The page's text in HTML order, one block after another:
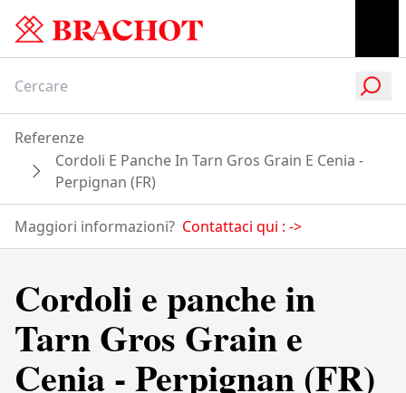
Referenze
Cordoli E Panche In Tarn Gros Grain E Cenia -
Perpignan (FR)
Maggiori informazioni? Contattaci qui : ->
Cordoli e panche in
Tarn Gros Grain e
Cenia - Perpignan (FR)